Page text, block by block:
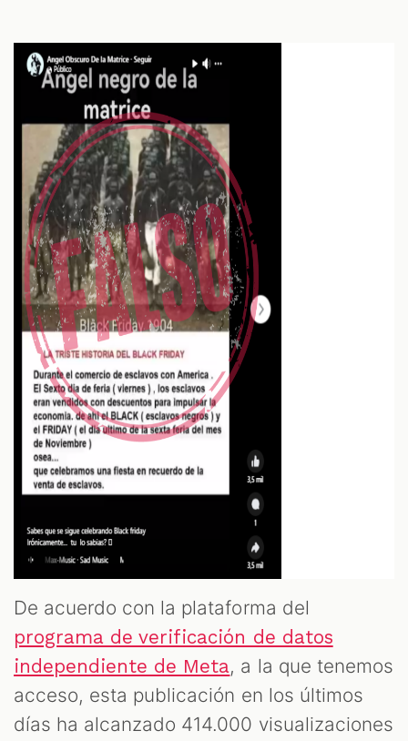
De acuerdo con la plataforma del
programa de verificación de datos
independiente de Meta, a la que tenemos
acceso, esta publicación en los últimos
días ha alcanzado 414.000 visualizaciones